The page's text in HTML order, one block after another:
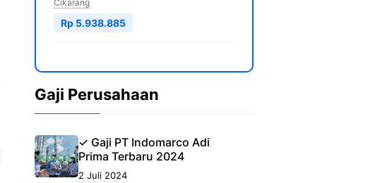
Cikarang
Rp 5.938.885
Gaji Perusahaan
✓ Gaji PT Indomarco Adi
Prima Terbaru 2024
2 Juli 2024